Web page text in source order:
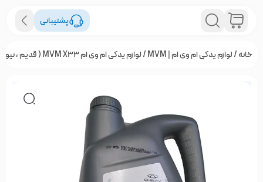
پشتیبانی
خانه/لوازم یدکی ام وی ام | MVM /لوازم یدکی ام وی ام MVM X33 ( قدیم ، نیو ، S و کراس )